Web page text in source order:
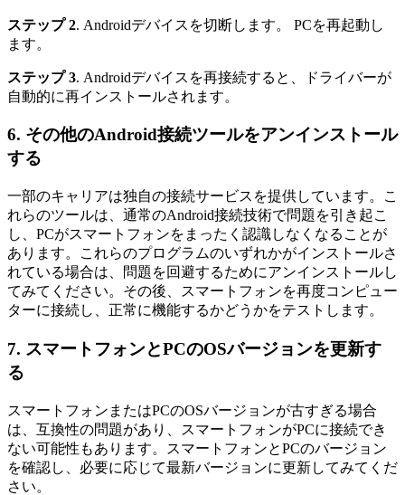
ステップ 2. Androidデバイスを切断します。 PCを再起動し
ます。
ステップ 3. Androidデバイスを再接続すると、ドライバーが
自動的に再インストールされます。
6. その他のAndroid接続ツールをアンインストール
する
一部のキャリアは独自の接続サービスを提供しています。こ
れらのツールは、通常のAndroid接続技術で問題を引き起こ
し、PCがスマートフォンをまったく認識しなくなることが
あります。これらのプログラムのいずれかがインストールさ
れている場合は、問題を回避するためにアンインストールし
てみてください。その後、スマートフォンを再度コンピュー
ターに接続し、正常に機能するかどうかをテストします。
7. スマートフォンとPCのOSバージョンを更新す
る
スマートフォンまたはPCのOSバージョンが古すぎる場合
は、互換性の問題があり、スマートフォンがPCに接続でき
ない可能性もあります。スマートフォンとPCのバージョン
を確認し、必要に応じて最新バージョンに更新してみてくだ
さい。